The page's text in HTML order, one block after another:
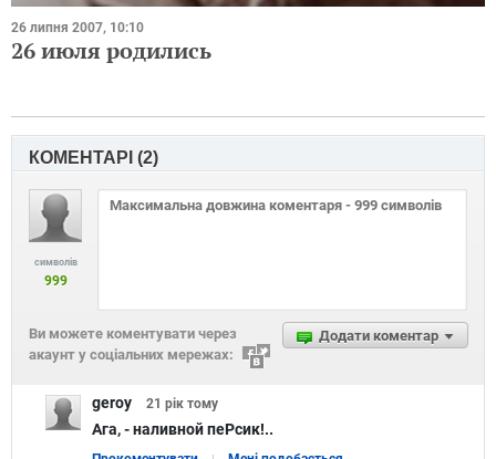
26 липня 2007, 10:10
26 июля родились
КОМЕНТАРІ (2)
символів
999
Додати коментар
Ви можете коментувати через
акаунт у соціальних мережах:
geroy 21 рік тому
Ага, - наливной пеРсик!..